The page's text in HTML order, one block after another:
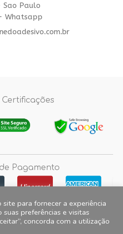
Sao Paulo
Whatsapp
Certificações
Pagamento
2012© 2026 Magazine do
para fornecer a experiência
preferências e visitas
concorda com a utilização